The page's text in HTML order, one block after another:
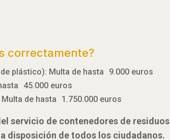
correctamente?
plástico): Multa de hasta 9.000 euros
45.000 euros
de hasta 1.750.000 euros
servicio de contenedores de residuos
disposición de todos los ciudadanos.